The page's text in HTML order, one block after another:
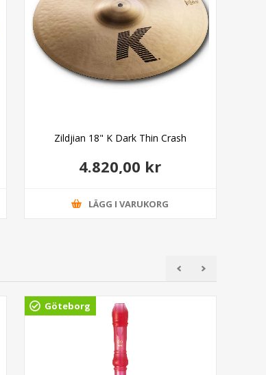
Zildjian 18" K Dark Thin Crash
4.820,00 kr
LÄGG I VARUKORG
Göteborg